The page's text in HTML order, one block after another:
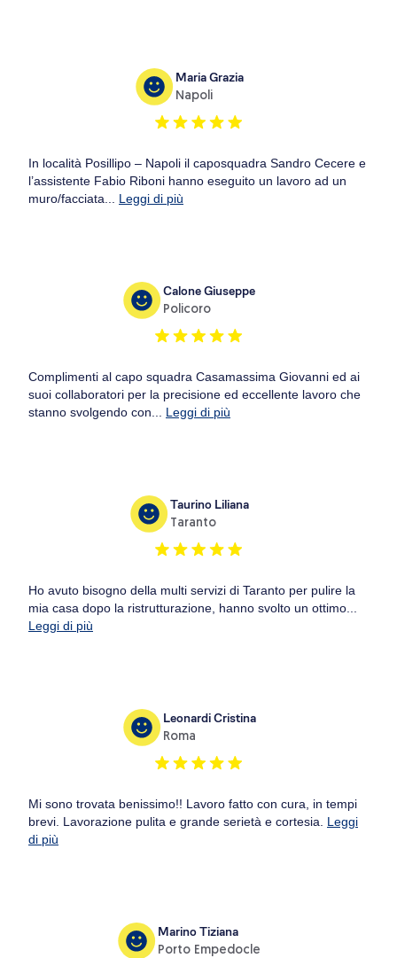
Maria Grazia
Napoli
In località Posillipo – Napoli il caposquadra Sandro Cecere e
l’assistente Fabio Riboni hanno eseguito un lavoro ad un
muro/facciata... Leggi di più
Calone Giuseppe
Policoro
Complimenti al capo squadra Casamassima Giovanni ed ai
suoi collaboratori per la precisione ed eccellente lavoro che
stanno svolgendo con... Leggi di più
Taurino Liliana
Taranto
Ho avuto bisogno della multi servizi di Taranto per pulire la
mia casa dopo la ristrutturazione, hanno svolto un ottimo...
Leggi di più
Leonardi Cristina
Roma
Mi sono trovata benissimo!! Lavoro fatto con cura, in tempi
brevi. Lavorazione pulita e grande serietà e cortesia. Leggi
di più
Marino Tiziana
Porto Empedocle